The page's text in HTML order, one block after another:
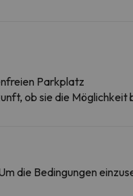
Parkplatz
ob sie die
die Bedingungen